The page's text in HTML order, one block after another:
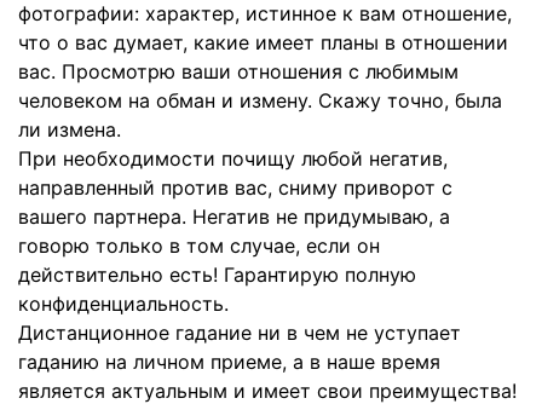
фотографии: характер, истинное к вам отношение,
что о вас думает, какие имеет планы в отношении
вас. Просмотрю ваши отношения с любимым
человеком на обман и измену. Скажу точно, была
ли измена.
При необходимости почищу любой негатив,
направленный против вас, сниму приворот с
вашего партнера. Негатив не придумываю, а
говорю только в том случае, если он
действительно есть! Гарантирую полную
конфиденциальность.
Дистанционное гадание ни в чем не уступает
гаданию на личном приеме, а в наше время
является актуальным и имеет свои преимущества!